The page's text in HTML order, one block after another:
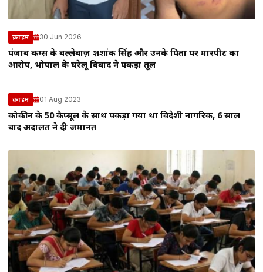
क्राइम 30 Jun 2026
पंजाब किंग्स के बल्लेबाज़ शशांक सिंह और उनके पिता पर मारपीट का
आरोप, भोपाल के घरेलू विवाद ने पकड़ा तूल
क्राइम 01 Aug 2023
कोकीन के 50 कैप्सूल के साथ पकड़ा गया था विदेशी नागरिक, 6 साल
बाद अदालत ने दी जमानत